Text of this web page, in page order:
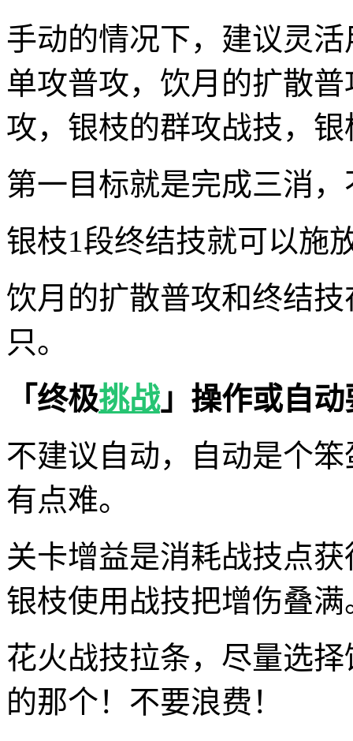
手动的情况下，建议灵
单攻普攻，饮月的扩散
攻，银枝的群攻战技，
第一目标就是完成三消
银枝1段终结技就可以施
饮月的扩散普攻和终结
只。
「终极挑战」操作或自
不建议自动，自动是个
有点难。
关卡增益是消耗战技点
银枝使用战技把增伤叠满
花火战技拉条，尽量选
的那个！不要浪费！